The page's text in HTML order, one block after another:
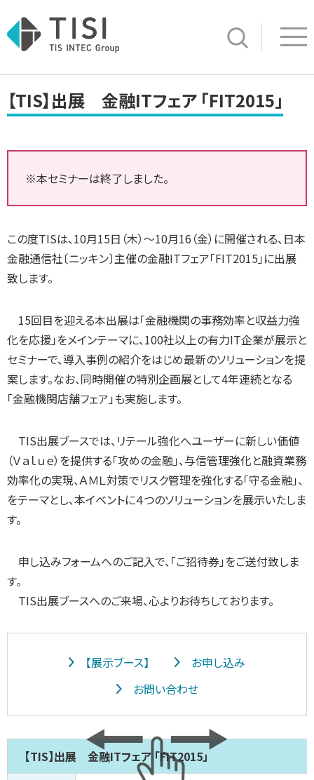
サイト内検索
【TIS】出展 金融ITフェア 「FIT2015」
※本セミナーは終了しました。
この度TISは、10月15日（木）～10月16（金）に開催される、日本
金融通信社〔ニッキン〕主催の金融ITフェア「FIT2015」に出展
致します。
15回目を迎える本出展は「金融機関の事務効率と収益力強
化を応援」をメインテーマに、100社以上の有力IT企業が展示と
セミナーで、導入事例の紹介をはじめ最新のソリューションを提
案します。なお、同時開催の特別企画展として4年連続となる
「金融機関店舗フェア」も実施します。
TIS出展ブースでは、リテール強化へユーザーに新しい価値
（Ｖａｌｕｅ）を提供する「攻めの金融」、与信管理強化と融資業務
効率化の実現、ＡＭＬ対策でリスク管理を強化する「守る金融」、
をテーマとし、本イベントに４つのソリューションを展示いたしま
す。
申し込みフォームへのご記入で、「ご招待券」をご送付致しま
す。
TIS出展ブースへのご来場、心よりお待ちしております。
【展示ブース】
お申し込み
お問い合わせ
【TIS】出展 金融ITフェア 「FIT2015」